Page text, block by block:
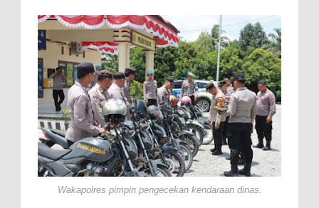
Wakapolres pimpin pengecekan kendaraan dinas.